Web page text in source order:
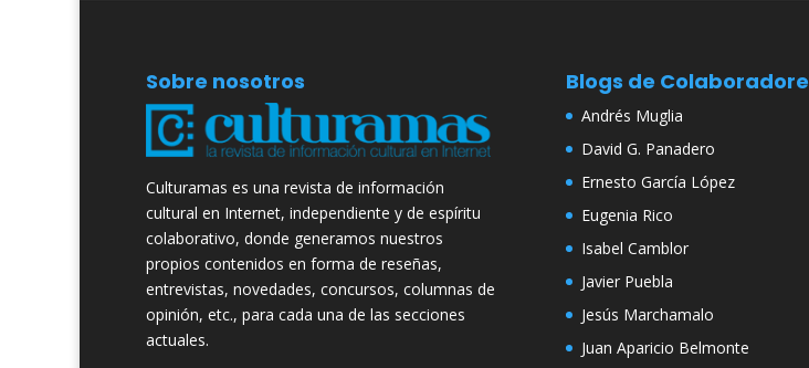
Sobre nosotros
Culturamas es una revista de información
cultural en Internet, independiente y de espíritu
colaborativo, donde generamos nuestros
propios contenidos en forma de reseñas,
entrevistas, novedades, concursos, columnas de
opinión, etc., para cada una de las secciones
actuales.
Blogs de
Andrés Muglia
David G. Panadero
Ernesto García López
Eugenia Rico
Isabel Camblor
Javier Puebla
Jesús Marchamalo
Juan Aparicio Belmonte